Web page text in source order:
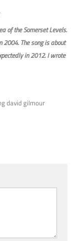
of the Somerset Levels.
The song is about
in 2012. I wrote
david gilmour